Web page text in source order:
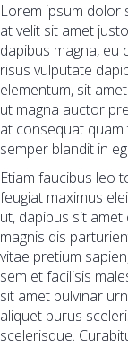
Lorem ipsum dolor
at velit sit amet
dapibus magna, eu
risus vulputate
elementum, sit
ut magna auctor
at consequat quam
semper blandit in
Etiam faucibus leo
feugiat maximus
ut, dapibus sit
magnis dis
vitae pretium
sem et facilisis
sit amet pulvinar
aliquet purus
scelerisque.